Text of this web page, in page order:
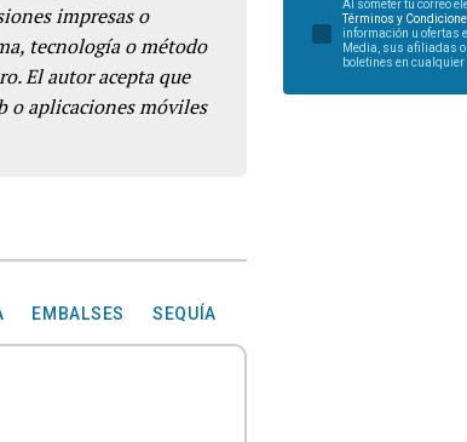
impresas o
tecnología o método
El autor acepta que
o aplicaciones móviles
EMBALSES SEQUÍA
Al someter tu correo
Términos y
información u ofertas
Media, sus afiliadas
boletines en cualquier